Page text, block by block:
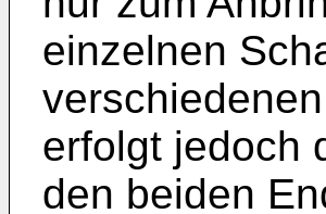
einzelnen
erfolgt jedoch
den beiden